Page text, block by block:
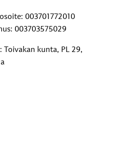
003701772010
003703575029
Toivakan kunta, PL 29,